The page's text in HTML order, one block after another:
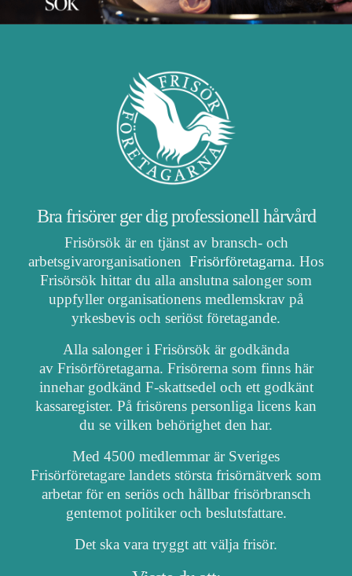
Bra frisörer ger dig professionell hårvård
Frisörsök är en tjänst av bransch- och
arbetsgivarorganisationen Frisörföretagarna. Hos
Frisörsök hittar du alla anslutna salonger som
uppfyller organisationens medlemskrav på
yrkesbevis och seriöst företagande.
Alla salonger i Frisörsök är godkända
av Frisörföretagarna. Frisörerna som finns här
innehar godkänd F-skattsedel och ett godkänt
kassaregister. På frisörens personliga licens kan
du se vilken behörighet den har.
Med 4500 medlemmar är Sveriges
Frisörföretagare landets största frisörnätverk som
arbetar för en seriös och hållbar frisörbransch
gentemot politiker och beslutsfattare.
Det ska vara tryggt att välja frisör.